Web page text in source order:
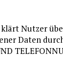
Nutzer
Daten